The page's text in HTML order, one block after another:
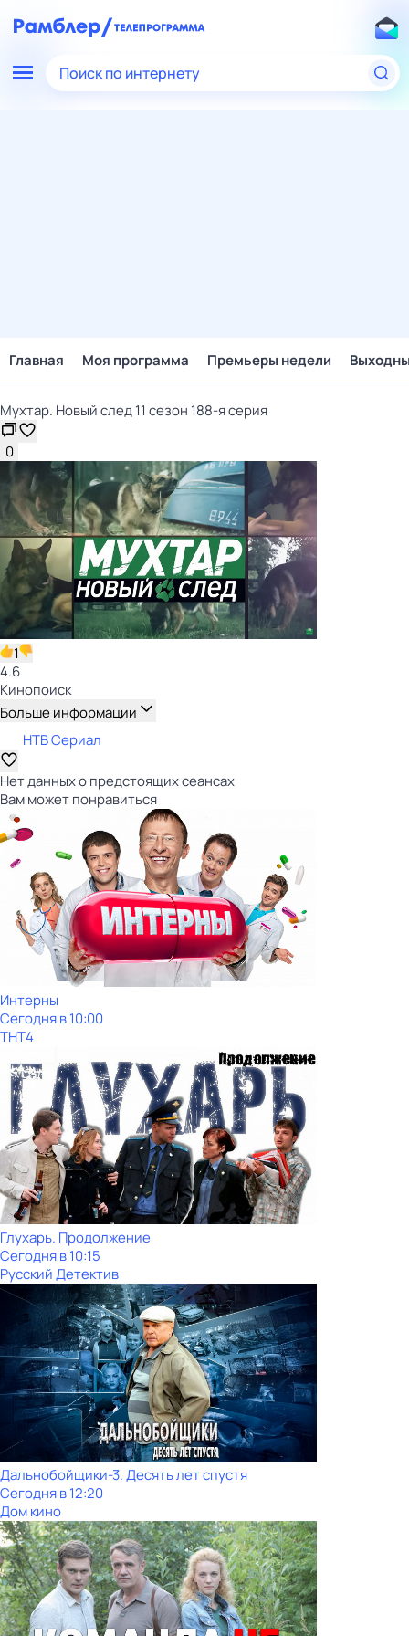
Поиск по интернету
Главная Моя программа Премьеры недели
Мухтар. Новый след 11 сезон 188-я серия
0
1
4.6
Кинопоиск
Больше информации
НТВ Сериал
Нет данных о предстоящих сеансах
Вам может понравиться
Интерны
Сегодня в 10:00
ТНТ4
Глухарь. Продолжение
Сегодня в 10:15
Русский Детектив
Дальнобойщики-3. Десять лет спустя
Сегодня в 12:20
Дом кино